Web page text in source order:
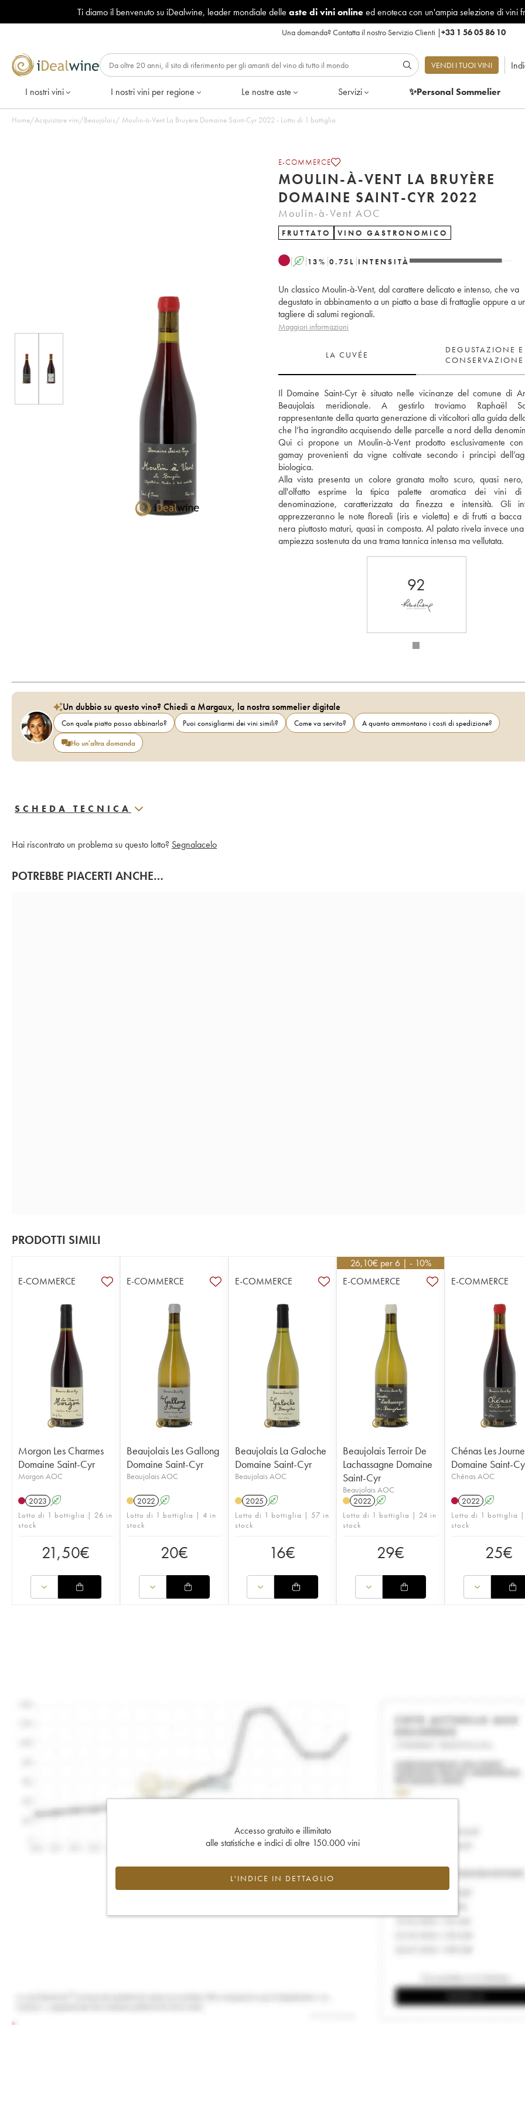
Ti diamo il benvenuto su iDealwine, leader mondiale delle aste di vini onlineed enoteca con un'ampia selezione di vini
Una domanda?Contatta il nostro Servizio Clienti |+33 1 56 05 86 10
VENDI I TUOI VINI
I nostri vini I nostri vini per regione Le nostre aste Servizi ✨Personal Sommelier
Home/Acquistare vini/Beaujolais/ Moulin-à-Vent La Bruyère Domaine Saint-Cyr 2022 - Lotto di 1 bottiglia
E-COMMERCE
MOULIN-À-VENT LA BRUYÈRE
DOMAINE SAINT-CYR 2022
Moulin-à-Vent AOC
FRUTTATO VINO GASTRONOMICO
A 13% 0.75 L INTENSITÀ
Un classico Moulin-à-Vent, dal carattere delicato e intenso, che va
degustato in abbinamento a un piatto a base di frattaglie oppure a
tagliere di salumi regionali.
Maggiori informazioni
LA CUVÉE
DEGUSTAZIONE E
CONSERVAZIONE
Il Domaine Saint-Cyr è situato nelle vicinanze del comune di
Beaujolais meridionale. A gestirlo troviamo Raphaël
rappresentante della quarta generazione di viticoltori alla guida
che l’ha ingrandito acquisendo delle parcelle a nord della
Qui ci propone un Moulin-à-Vent prodotto esclusivamente
gamay provenienti da vigne coltivate secondo i principi
biologica.
Alla vista presenta un colore granata molto scuro, quasi nero,
all'olfatto esprime la tipica palette aromatica dei vini di
denominazione, caratterizzata da finezza e intensità. Gli
apprezzeranno le note floreali (iris e violetta) e di frutti a bacca
nera piuttosto maturi, quasi in composta. Al palato rivela invece
ampiezza sostenuta da una trama tannica intensa ma vellutata.
92
Un dubbio su questo vino? Chiedi a Margaux, la nostra sommelier digitale
Con quale piatto posso abbinarlo? Puoi consigliarmi dei vini simili? Come va servito?
A quanto ammontano i costi di spedizione?
Ho un'altra domanda
SCHEDA TECNICA
Hai riscontrato un problema su questo lotto? Segnalacelo
POTREBBE PIACERTI ANCHE…
PRODOTTI SIMILI
E-COMMERCE
Morgon Les Charmes
Domaine Saint-Cyr
Morgon AOC
2023 A
Lotto di 1 bottiglia | 26 in
stock
21,50€
E-COMMERCE
Beaujolais Les Gallong
Domaine Saint-Cyr
Beaujolais AOC
2022 A
Lotto di 1 bottiglia | 4 in
stock
20€
E-COMMERCE
Beaujolais La Galoche
Domaine Saint-Cyr
Beaujolais AOC
2025 A
Lotto di 1 bottiglia | 57 in
stock
16€
26,10€ per 6 | - 10%
E-COMMERCE
Beaujolais Terroir De
Lachassagne Domaine
Saint-Cyr
Beaujolais AOC
2022 A
Lotto di 1 bottiglia | 24 in
stock
29€
E-COMMERCE
Chénas Les
Domaine Saint-
Chénas AOC
2022 A
Lotto di 1 bottiglia |
stock
25€
Accesso gratuito e illimitato
alle statistiche e indici di oltre 150.000 vini
L'INDICE IN DETTAGLIO